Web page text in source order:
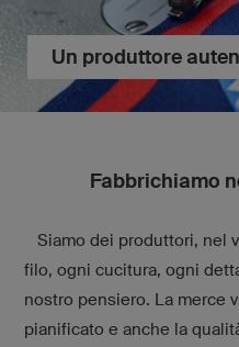
Un produttore
Fabbrichiamo
Siamo dei produttori, nel
filo, ogni cucitura, ogni
nostro pensiero. La merce
pianificato e anche la